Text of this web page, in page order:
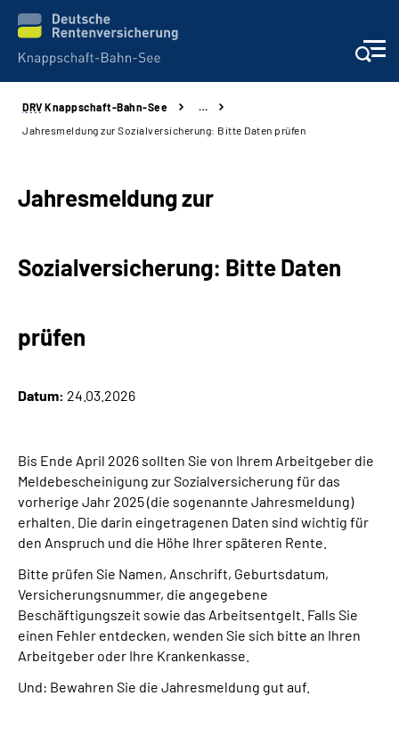
Aktuelles & Presse
KBS exklusiv
Die DRV Knappschaft-Bahn-See in Deutscher
Gebärdensprache
Leichte Sprache
Suche
Mein Kundenportal
DRV Knappschaft-Bahn-See
…
Jahresmeldung zur Sozialversicherung: Bitte Daten prüfen
Jahresmeldung zur
Sozialversicherung: Bitte Daten
prüfen
Datum: 24.03.2026
Bis Ende April 2026 sollten Sie von Ihrem Arbeitgeber die
Meldebescheinigung zur Sozialversicherung für das
vorherige Jahr 2025 (die sogenannte Jahresmeldung)
erhalten. Die darin eingetragenen Daten sind wichtig für
den Anspruch und die Höhe Ihrer späteren Rente.
Bitte prüfen Sie Namen, Anschrift, Geburtsdatum,
Versicherungsnummer, die angegebene
Beschäftigungszeit sowie das Arbeitsentgelt. Falls Sie
einen Fehler entdecken, wenden Sie sich bitte an Ihren
Arbeitgeber oder Ihre Krankenkasse.
Und: Bewahren Sie die Jahresmeldung gut auf.